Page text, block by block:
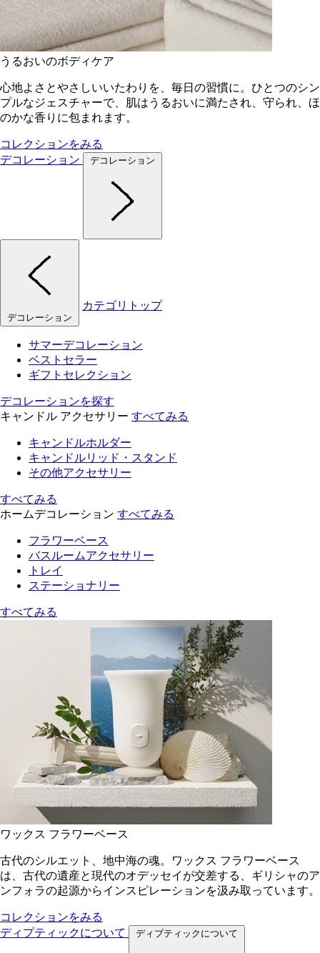
うるおいのボディケア
心地よさとやさしいいたわりを、毎日の習慣に。ひとつのシン
プルなジェスチャーで、肌はうるおいに満たされ、守られ、ほ
のかな香りに包まれます。
コレクションをみる
デコレーション
デコレーション
デコレーション
カテゴリトップ
サマーデコレーション
ベストセラー
ギフトセレクション
デコレーションを探す
キャンドル アクセサリー すべてみる
キャンドルホルダー
キャンドルリッド・スタンド
その他アクセサリー
すべてみる
ホームデコレーション すべてみる
フラワーベース
バスルームアクセサリー
トレイ
ステーショナリー
すべてみる
ワックス フラワーベース
古代のシルエット、地中海の魂。ワックス フラワーベース
は、古代の遺産と現代のオデッセイが交差する、ギリシャのア
ンフォラの起源からインスピレーションを汲み取っています。
コレクションをみる
ディプティックについて
ディプティックについて